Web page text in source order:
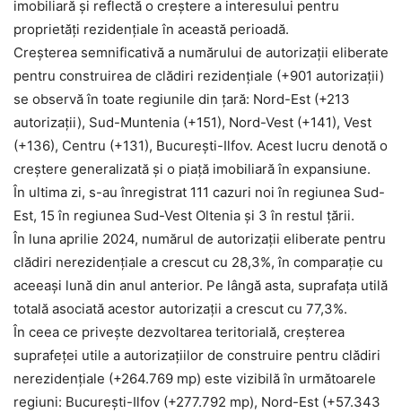
imobiliară și reflectă o creștere a interesului pentru
proprietăți rezidențiale în această perioadă.
Creşterea semnificativă a numărului de autorizaţii eliberate
pentru construirea de clădiri rezidenţiale (+901 autorizaţii)
se observă în toate regiunile din ţară: Nord-Est (+213
autorizaţii), Sud-Muntenia (+151), Nord-Vest (+141), Vest
(+136), Centru (+131), Bucureşti-Ilfov. Acest lucru denotă o
creştere generalizată şi o piaţă imobiliară în expansiune.
În ultima zi, s-au înregistrat 111 cazuri noi în regiunea Sud-
Est, 15 în regiunea Sud-Vest Oltenia și 3 în restul țării.
În luna aprilie 2024, numărul de autorizații eliberate pentru
clădiri nerezidențiale a crescut cu 28,3%, în comparație cu
aceeași lună din anul anterior. Pe lângă asta, suprafața utilă
totală asociată acestor autorizații a crescut cu 77,3%.
În ceea ce privește dezvoltarea teritorială, creșterea
suprafeței utile a autorizațiilor de construire pentru clădiri
nerezidențiale (+264.769 mp) este vizibilă în următoarele
regiuni: București-Ilfov (+277.792 mp), Nord-Est (+57.343